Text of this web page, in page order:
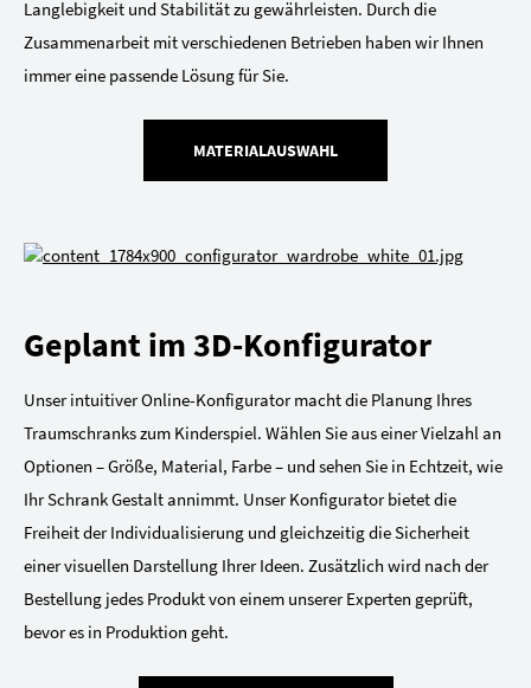
Langlebigkeit und Stabilität zu gewährleisten. Durch die
Zusammenarbeit mit verschiedenen Betrieben haben wir Ihnen
immer eine passende Lösung für Sie.
MATERIALAUSWAHL
Geplant im 3D-Konfigurator
Unser intuitiver Online-Konfigurator macht die Planung Ihres
Traumschranks zum Kinderspiel. Wählen Sie aus einer Vielzahl an
Optionen – Größe, Material, Farbe – und sehen Sie in Echtzeit, wie
Ihr Schrank Gestalt annimmt. Unser Konfigurator bietet die
Freiheit der Individualisierung und gleichzeitig die Sicherheit
einer visuellen Darstellung Ihrer Ideen. Zusätzlich wird nach der
Bestellung jedes Produkt von einem unserer Experten geprüft,
bevor es in Produktion geht.